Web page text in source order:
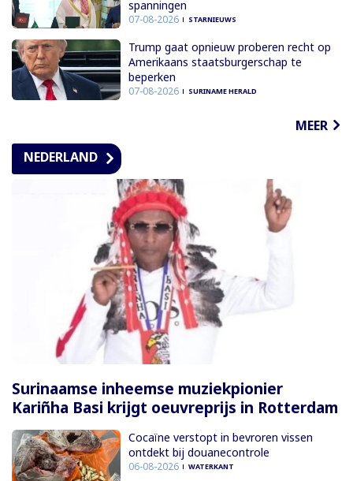
spanningen
07-08-2026 STARNIEUWS
Trump gaat opnieuw proberen recht op
Amerikaans staatsburgerschap te
beperken
07-08-2026 SURINAME HERALD
MEER
NEDERLAND
Surinaamse inheemse muziekpionier
Kariñha Basi krijgt oeuvreprijs in Rotterdam
Cocaïne verstopt in bevroren vissen
ontdekt bij douanecontrole
06-08-2026 WATERKANT